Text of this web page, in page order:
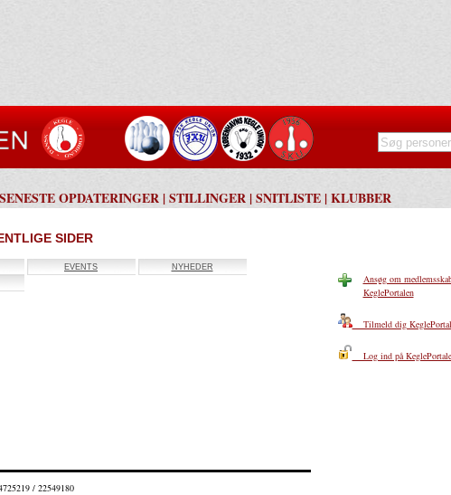
SENESTE OPDATERINGER|STILLINGER|SNITLISTE|KLUBBER
SIDER
EVENTS
NYHEDER
/ 22549180
Ansøg om
KeglePortalen
Tilmeld dig
Log ind på